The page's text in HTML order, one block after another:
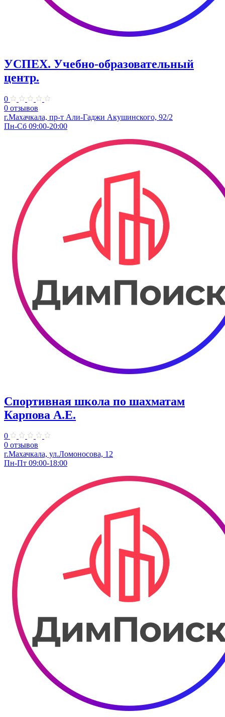
УСПЕХ. Учебно-образовательный
центр.
0
0 отзывов
г.Махачкала, пр-т Али-Гаджи Акушинского, 92/2
Пн-Сб 09:00-20:00
Спортивная школа по шахматам
Карпова А.Е.
0
0 отзывов
г.Махачкала, ул.Ломоносова, 12
Пн-Пт 09:00-18:00